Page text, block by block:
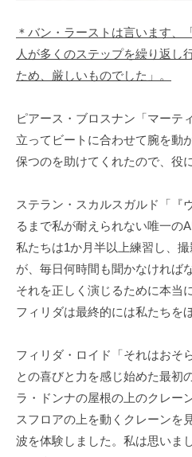
＊バン・ラーストは言います、
人が多くのステップを繰り返し
ため、厳しいものでした」。
ピアース・ブロスナン「マーテ
立ってビートに合わせて腕を動
保つのを助けてくれたので、役
ステラン・スカルスガルド「
るまで私が耐えられない唯一の
私たちは1か月半以上練習し、
が、毎日何時間も聞かなければ
それを正しく演じるために本当
フィリダは最終的には私たちを
フィリダ・ロイド「それはおそ
との喜びと力を感じ始めた最初
ラ・ドンナの屋根の上のクレー
スフロアの上を動くクレーンを
波を体験しました。私は思いま